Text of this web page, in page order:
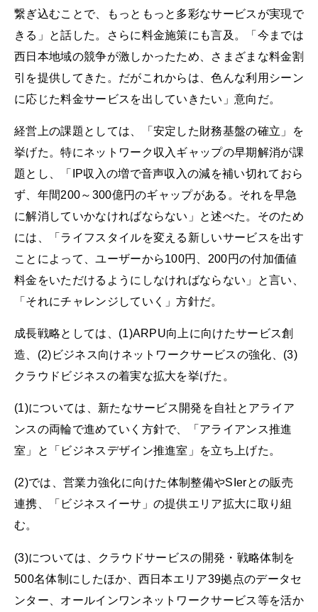
繋ぎ込むことで、もっともっと多彩なサービスが実現で
きる」と話した。さらに料金施策にも言及。「今までは
西日本地域の競争が激しかったため、さまざまな料金割
引を提供してきた。だがこれからは、色んな利用シーン
に応じた料金サービスを出していきたい」意向だ。
経営上の課題としては、「安定した財務基盤の確立」を
挙げた。特にネットワーク収入ギャップの早期解消が課
題とし、「IP収入の増で音声収入の減を補い切れておら
ず、年間200～300億円のギャップがある。それを早急
に解消していかなければならない」と述べた。そのため
には、「ライフスタイルを変える新しいサービスを出す
ことによって、ユーザーから100円、200円の付加価値
料金をいただけるようにしなければならない」と言い、
「それにチャレンジしていく」方針だ。
成長戦略としては、(1)ARPU向上に向けたサービス創
造、(2)ビジネス向けネットワークサービスの強化、(3)
クラウドビジネスの着実な拡大を挙げた。
(1)については、新たなサービス開発を自社とアライア
ンスの両輪で進めていく方針で、「アライアンス推進
室」と「ビジネスデザイン推進室」を立ち上げた。
(2)では、営業力強化に向けた体制整備やSIerとの販売
連携、「ビジネスイーサ」の提供エリア拡大に取り組
む。
(3)については、クラウドサービスの開発・戦略体制を
500名体制にしたほか、西日本エリア39拠点のデータセ
ンター、オールインワンネットワークサービス等を活か